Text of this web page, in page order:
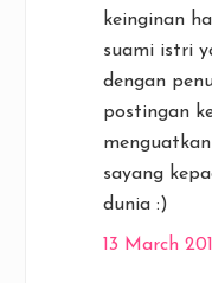
keinginan
suami istri
dengan
postingan
sayang
dunia :)
13 March